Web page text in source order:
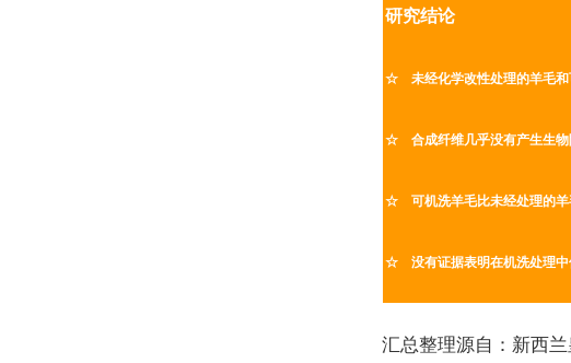
研究结论
☆ 未经化学改性处理的羊毛和
☆ 合成纤维几乎没有产生生物
☆ 可机洗羊毛比未经处理的羊
☆ 没有证据表明在机洗处理中
汇总整理源自： 新西